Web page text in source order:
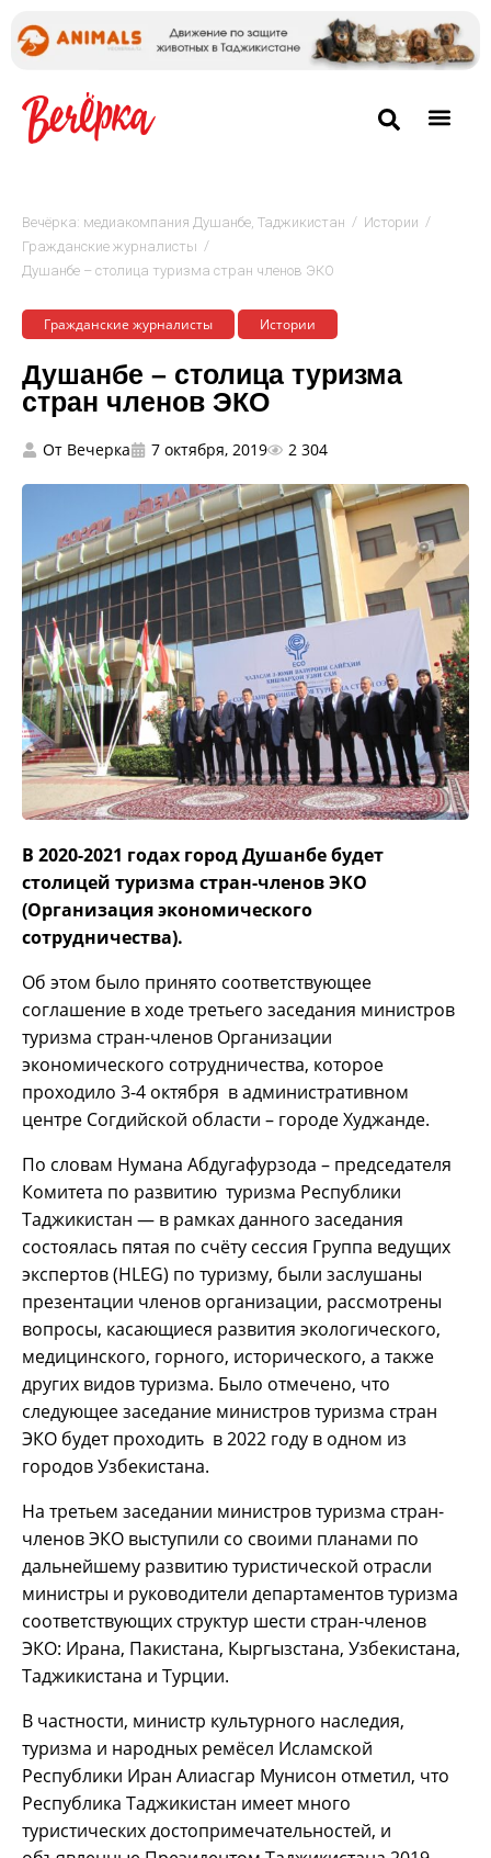
Вечёрка: медиакомпания Душанбе, Таджикистан / Истории /
Гражданские журналисты /
Душанбе – столица туризма стран членов ЭКО
Гражданские журналисты Истории
Душанбе – столица туризма
стран членов ЭКО
От Вечерка 7 октября, 2019 2 304
В 2020-2021 годах город Душанбе будет
столицей туризма стран-членов ЭКО
(Организация экономического
сотрудничества).
Об этом было принято соответствующее
соглашение в ходе третьего заседания министров
туризма стран-членов Организации
экономического сотрудничества, которое
проходило 3-4 октября в административном
центре Согдийской области – городе Худжанде.
По словам Нумана Абдугафурзода – председателя
Комитета по развитию туризма Республики
Таджикистан — в рамках данного заседания
состоялась пятая по счёту сессия Группа ведущих
экспертов (HLEG) по туризму, были заслушаны
презентации членов организации, рассмотрены
вопросы, касающиеся развития экологического,
медицинского, горного, исторического, а также
других видов туризма. Было отмечено, что
следующее заседание министров туризма стран
ЭКО будет проходить в 2022 году в одном из
городов Узбекистана.
На третьем заседании министров туризма стран-
членов ЭКО выступили со своими планами по
дальнейшему развитию туристической отрасли
министры и руководители департаментов туризма
соответствующих структур шести стран-членов
ЭКО: Ирана, Пакистана, Кыргызстана, Узбекистана,
Таджикистана и Турции.
В частности, министр культурного наследия,
туризма и народных ремёсел Исламской
Республики Иран Алиасгар Мунисон отметил, что
Республика Таджикистан имеет много
туристических достопримечательностей, и